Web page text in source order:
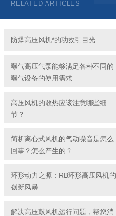
RELATED ARTICLES
防爆高压风机*的功效引目光
曝气高压气泵能够满足各种不同的
曝气设备的使用需求
高压风机的散热应该注意哪些细
节？
简析离心式风机的气动噪音是怎么
回事？怎么产生的？
环形动力之源：RB环形高压风机的
创新风暴
解决高压鼓风机运行问题，帮您消